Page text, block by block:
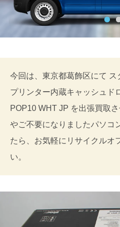
今回は、東京都葛飾区にて ス
プリンター内蔵キャッシュド
POP10 WHT JP を出張買取
やご不要になりましたパソコ
たら、お気軽にリサイクルオ
い。